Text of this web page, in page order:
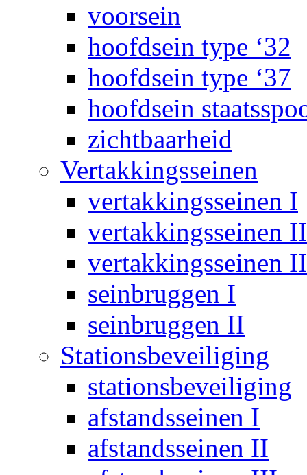
voorsein
hoofdsein type ‘32
hoofdsein type ‘37
hoofdsein
zichtbaarheid
Vertakkingsseinen
vertakkingsseinen I
vertakkingsseinen II
vertakkingsseinen
seinbruggen I
seinbruggen II
Stationsbeveiliging
stationsbeveiliging
afstandsseinen I
afstandsseinen II